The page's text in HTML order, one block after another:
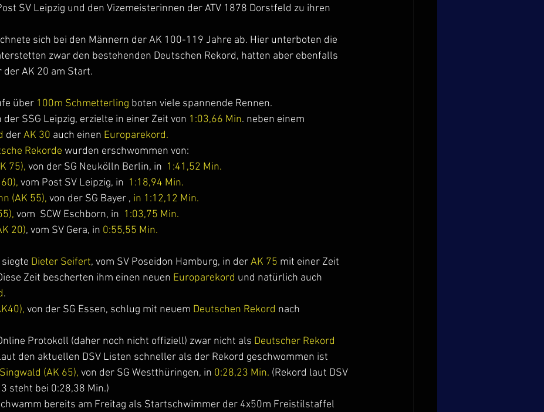
SV Leipzig und den Vizemeisterinnen der ATV 1878 Dorstfeld zu ihren
sich bei den Männern der AK 100-119 Jahre ab. Hier unterboten die
zwar den bestehenden Deutschen Rekord, hatten aber ebenfalls
der AK 20 am Start.
über 100m Schmetterling boten viele spannende Rennen.
der SSG Leipzig, erzielte in einer Zeit von 1:03,66 Min. neben einem
der AK 30 auch einen Europarekord.
Rekorde wurden erschwommen von:
75), von der SG Neukölln Berlin, in
  1:41,52 Min.
vom Post SV Leipzig, in 1:18,94 Min.
(AK 55), von der SG Bayer , in 1:12,12 Min.
vom  SCW Eschborn, in 1:03,75 Min.
20), vom SV Gera, in 0:55,55 Min.
siegte Dieter Seifert, vom SV Poseidon Hamburg, in der AK 75 mit einer Zeit
Zeit bescherten ihm einen neuen Europarekord und natürlich auch
.
von der SG Essen, schlug mit neuem Deutschen Rekord nach
Protokoll (daher noch nicht offiziell) zwar nicht als Deutscher Rekord
den aktuellen DSV Listen schneller als der Rekord geschwommen ist
(AK 65), von der SG Westthüringen, in 0:28,23 Min. (Rekord laut DSV
steht bei 0:28,38 Min.)
bereits am Freitag als Startschwimmer der 4x50m Freistilstaffel